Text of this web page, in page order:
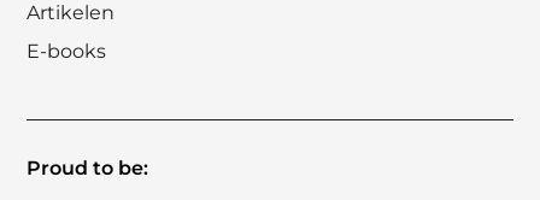
Artikelen
E-books
Proud to be: